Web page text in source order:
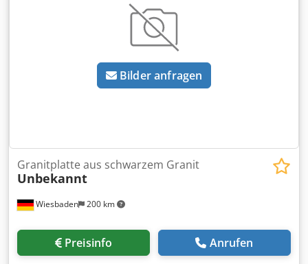
Bilder anfragen
Wiesbaden 200 km
Granitplatte aus schwarzem Granit
Unbekannt
Preisinfo Anrufen